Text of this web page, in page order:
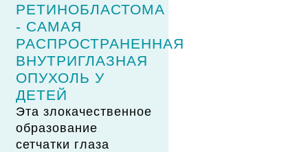
РЕТИНОБЛАСТОМА
- САМАЯ
РАСПРОСТРАНЕННАЯ
ВНУТРИГЛАЗНАЯ
ОПУХОЛЬ У
ДЕТЕЙ
Эта злокачественное
образование
сетчатки глаза